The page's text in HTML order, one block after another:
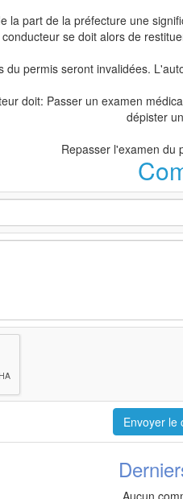
la part de la préfecture une
se doit alors de
du permis seront invalidées.
doit: Passer un examen
dépister
Repasser l'examen du
Aucun